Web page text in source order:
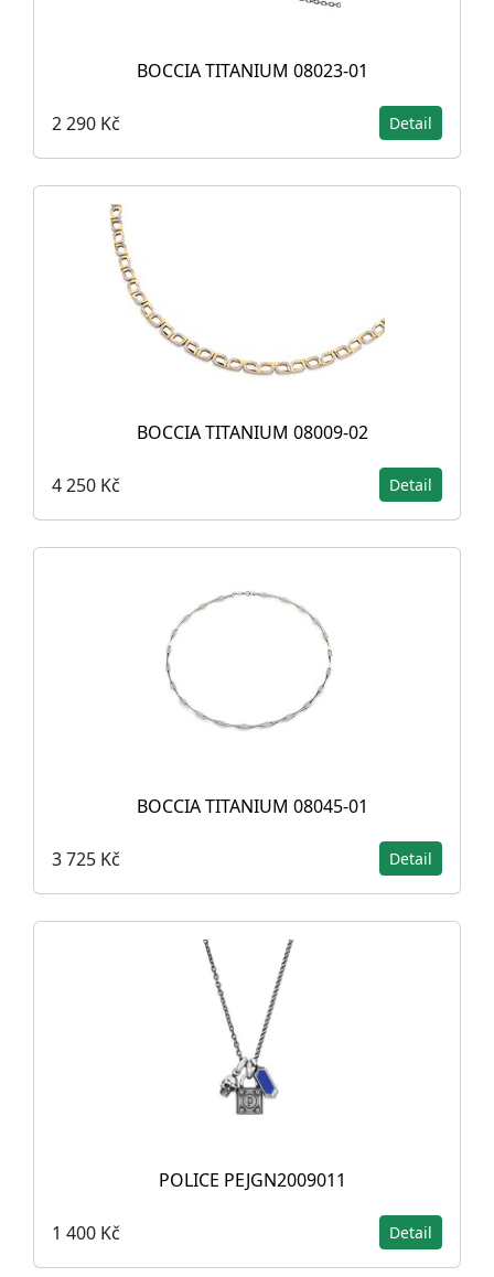
BOCCIA TITANIUM 08023-01
2 290 Kč Detail
BOCCIA TITANIUM 08009-02
4 250 Kč Detail
BOCCIA TITANIUM 08045-01
3 725 Kč Detail
POLICE PEJGN2009011
1 400 Kč Detail